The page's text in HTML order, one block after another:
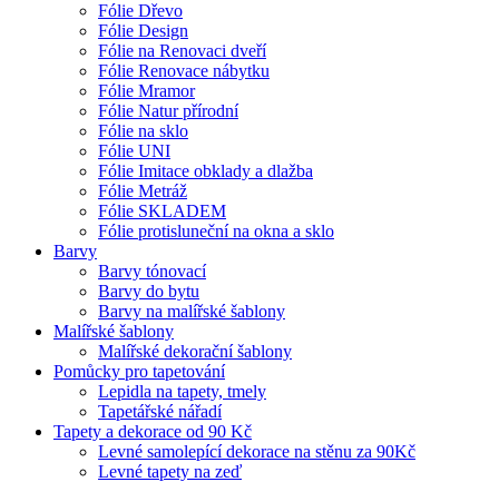
Fólie Dřevo
Fólie Design
Fólie na Renovaci dveří
Fólie Renovace nábytku
Fólie Mramor
Fólie Natur přírodní
Fólie na sklo
Fólie UNI
Fólie Imitace obklady a dlažba
Fólie Metráž
Fólie SKLADEM
Fólie protisluneční na okna a sklo
Barvy
Barvy tónovací
Barvy do bytu
Barvy na malířské šablony
Malířské šablony
Malířské dekorační šablony
Pomůcky pro tapetování
Lepidla na tapety, tmely
Tapetářské nářadí
Tapety a dekorace od 90 Kč
Levné samolepící dekorace na stěnu za 90Kč
Levné tapety na zeď